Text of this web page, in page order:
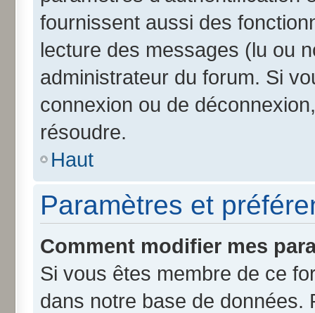
fournissent aussi des
lecture des messages (lu ou
administrateur du forum. Si
connexion ou de
résoudre.
Haut
Paramètres et
Comment modifier mes
Si vous êtes membre de ce
dans notre base de